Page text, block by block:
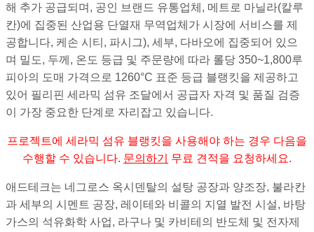
해 추가 공급되며, 공인 브랜드 유통업체, 메트로 마닐라(칼루
칸)에 집중된 산업용 단열재 무역업체가 시장에 서비스를 제
공합니다, 케손 시티, 파시그), 세부, 다바오에 집중되어 있으
며 밀도, 두께, 온도 등급 및 주문량에 따라 롤당 350~1,800루
피아의 도매 가격으로 1260°C 표준 등급 블랭킷을 제공하고
있어 필리핀 세라믹 섬유 조달에서 공급자 자격 및 품질 검증
이 가장 중요한 단계로 자리잡고 있습니다.
프로젝트에 세라믹 섬유 블랭킷을 사용해야 하는 경우 다음을
수행할 수 있습니다. 문의하기 무료 견적을 요청하세요.
애드테크는 네그로스 옥시덴탈의 설탕 공장과 양조장, 불라칸
과 세부의 시멘트 공장, 레이테와 비콜의 지열 발전 시설, 바탕
가스의 석유화학 사업, 라구나 및 카비테의 반도체 및 전자제